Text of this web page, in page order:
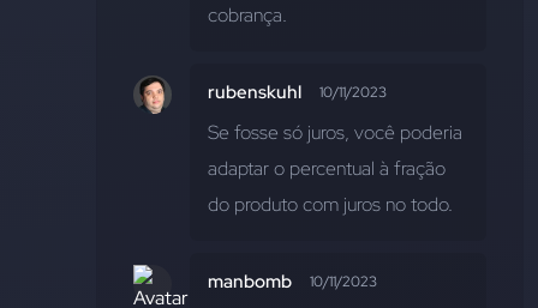
cobrança.
rubenskuhl 10/11/2023
Se fosse só juros, você poderia
adaptar o percentual à fração
do produto com juros no todo.
manbomb 10/11/2023